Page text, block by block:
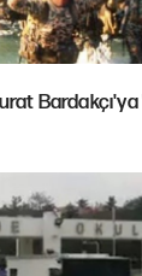
Bardakçı'ya